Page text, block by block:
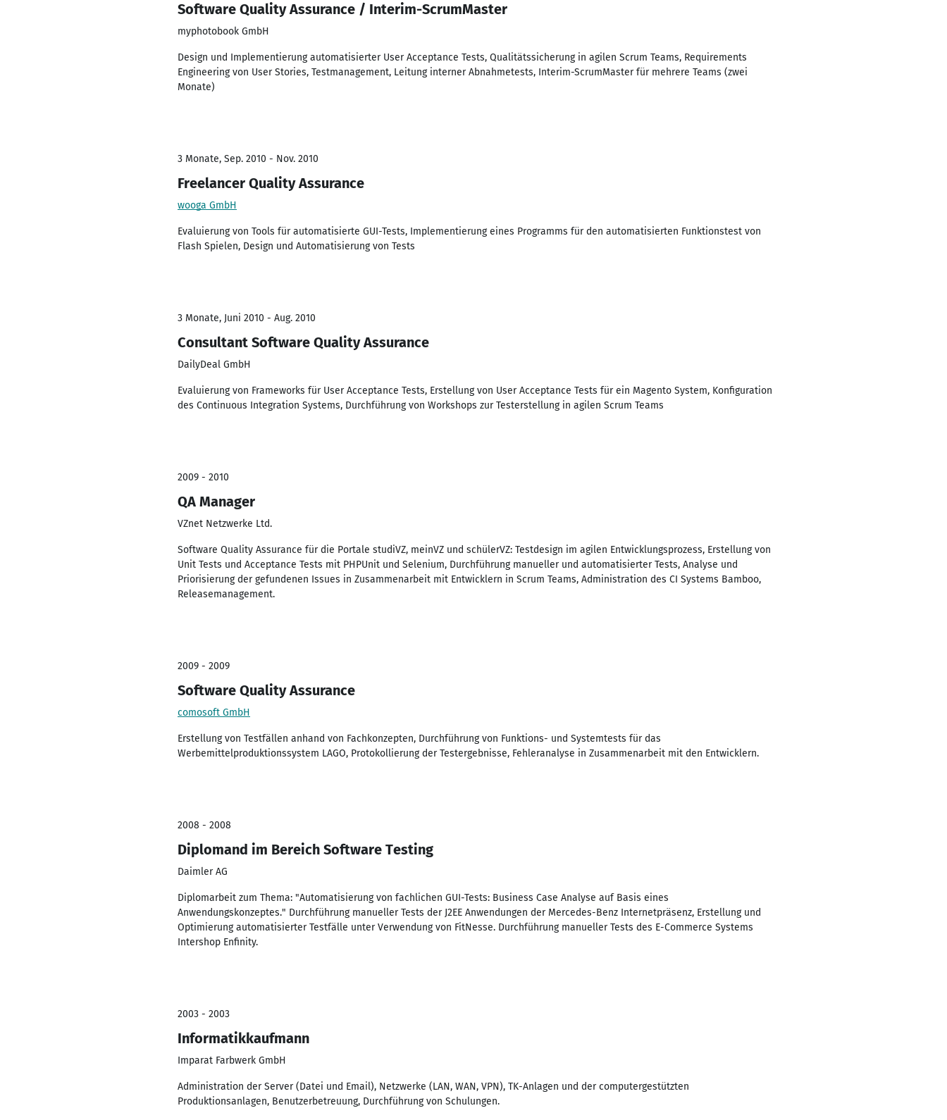
Software Quality Assurance / Interim-ScrumMaster
myphotobook GmbH
Design und Implementierung automatisierter User Acceptance Tests, Qualitätssicherung in agilen Scrum Teams, Requirements
Engineering von User Stories, Testmanagement, Leitung interner Abnahmetests, Interim-ScrumMaster für mehrere Teams (zwei
Monate)
3 Monate, Sep. 2010 - Nov. 2010
Freelancer Quality Assurance
wooga GmbH
Evaluierung von Tools für automatisierte GUI-Tests, Implementierung eines Programms für den automatisierten Funktionstest von
Flash Spielen, Design und Automatisierung von Tests
3 Monate, Juni 2010 - Aug. 2010
Consultant Software Quality Assurance
DailyDeal GmbH
Evaluierung von Frameworks für User Acceptance Tests, Erstellung von User Acceptance Tests für ein Magento System, Konfiguration
des Continuous Integration Systems, Durchführung von Workshops zur Testerstellung in agilen Scrum Teams
2009 - 2010
QA Manager
VZnet Netzwerke Ltd.
Software Quality Assurance für die Portale studiVZ, meinVZ und schülerVZ: Testdesign im agilen Entwicklungsprozess, Erstellung von
Unit Tests und Acceptance Tests mit PHPUnit und Selenium, Durchführung manueller und automatisierter Tests, Analyse und
Priorisierung der gefundenen Issues in Zusammenarbeit mit Entwicklern in Scrum Teams, Administration des CI Systems Bamboo,
Releasemanagement.
2009 - 2009
Software Quality Assurance
comosoft GmbH
Erstellung von Testfällen anhand von Fachkonzepten, Durchführung von Funktions- und Systemtests für das
Werbemittelproduktionssystem LAGO, Protokollierung der Testergebnisse, Fehleranalyse in Zusammenarbeit mit den Entwicklern.
2008 - 2008
Diplomand im Bereich Software Testing
Daimler AG
Diplomarbeit zum Thema: "Automatisierung von fachlichen GUI-Tests: Business Case Analyse auf Basis eines
Anwendungskonzeptes." Durchführung manueller Tests der J2EE Anwendungen der Mercedes-Benz Internetpräsenz, Erstellung und
Optimierung automatisierter Testfälle unter Verwendung von FitNesse. Durchführung manueller Tests des E-Commerce Systems
Intershop Enfinity.
2003 - 2003
Informatikkaufmann
Imparat Farbwerk GmbH
Administration der Server (Datei und Email), Netzwerke (LAN, WAN, VPN), TK-Anlagen und der computergestützten
Produktionsanlagen, Benutzerbetreuung, Durchführung von Schulungen.